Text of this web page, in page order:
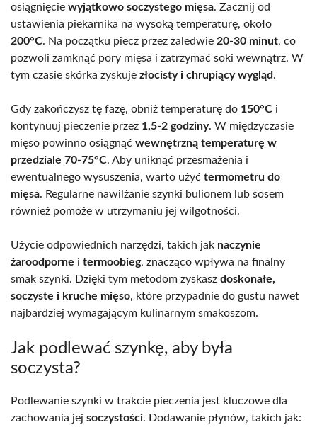
osiągnięcie wyjątkowo soczystego mięsa. Zacznij od
ustawienia piekarnika na wysoką temperaturę, około
200°C. Na początku piecz przez zaledwie 20-30 minut, co
pozwoli zamknąć pory mięsa i zatrzymać soki wewnątrz. W
tym czasie skórka zyskuje złocisty i chrupiący wygląd.
Gdy zakończysz tę fazę, obniż temperaturę do 150°C i
kontynuuj pieczenie przez 1,5-2 godziny. W międzyczasie
mięso powinno osiągnąć wewnętrzną temperaturę w
przedziale 70-75°C. Aby uniknąć przesmażenia i
ewentualnego wysuszenia, warto użyć termometru do
mięsa. Regularne nawilżanie szynki bulionem lub sosem
również pomoże w utrzymaniu jej wilgotności.
Użycie odpowiednich narzędzi, takich jak naczynie
żaroodporne i termoobieg, znacząco wpływa na finalny
smak szynki. Dzięki tym metodom zyskasz doskonałe,
soczyste i kruche mięso, które przypadnie do gustu nawet
najbardziej wymagającym kulinarnym smakoszom.
Jak podlewać szynkę, aby była
soczysta?
Podlewanie szynki w trakcie pieczenia jest kluczowe dla
zachowania jej soczystości. Dodawanie płynów, takich jak: